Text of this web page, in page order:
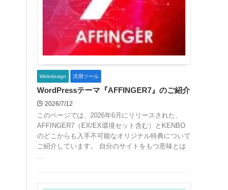
Webdesign 汎用ツール
WordPressテーマ『AFFINGER7』のご紹介
2026/7/12
このページでは、2026年6月にリリースされた、
AFFINGER7（EX/EX環境セット含む）とKENBO
のどこからも入手不可能なオリジナル特典について
ご紹介しています。 自分のサイトをもつ意味とは
...